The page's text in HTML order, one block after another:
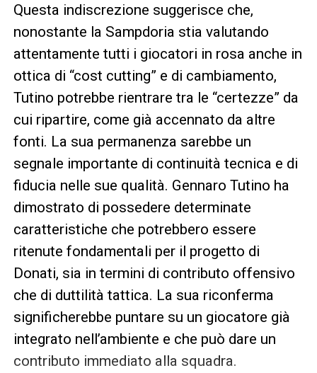
Questa indiscrezione suggerisce che,
nonostante la Sampdoria stia valutando
attentamente tutti i giocatori in rosa anche in
ottica di “cost cutting” e di cambiamento,
Tutino potrebbe rientrare tra le “certezze” da
cui ripartire, come già accennato da altre
fonti. La sua permanenza sarebbe un
segnale importante di continuità tecnica e di
fiducia nelle sue qualità. Gennaro Tutino ha
dimostrato di possedere determinate
caratteristiche che potrebbero essere
ritenute fondamentali per il progetto di
Donati, sia in termini di contributo offensivo
che di duttilità tattica. La sua riconferma
significherebbe puntare su un giocatore già
integrato nell’ambiente e che può dare un
contributo immediato alla squadra.